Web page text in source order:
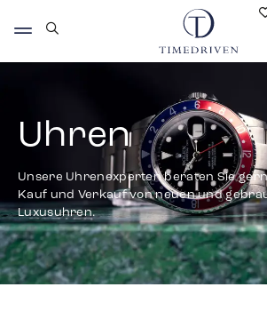
Uhren
Unsere Uhrenexperten beraten Sie
Kauf und Verkauf von neuen und
Luxusuhren.